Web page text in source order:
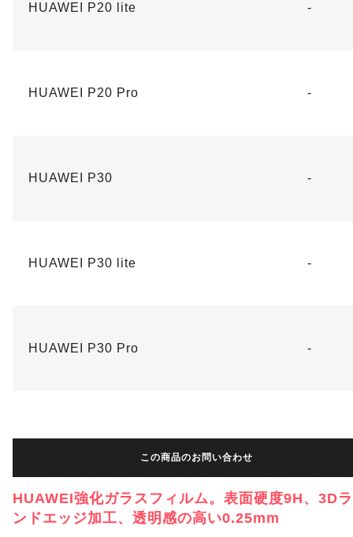
HUAWEI P20 lite -
HUAWEI P20 Pro -
HUAWEI P30 -
HUAWEI P30 lite -
HUAWEI P30 Pro -
この商品のお問い合わせ
HUAWEI強化ガラスフィルム。表面硬度9H、3D
ンドエッジ加工、透明感の高い0.25mm